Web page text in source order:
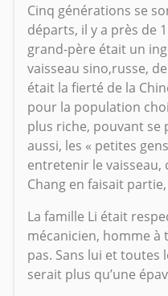
Cinq générations se
départs, il y a près de
grand-père était un
vaisseau sino,russe,
était la fierté de la
pour la population
plus riche, pouvant se
aussi, les « petites
entretenir le vaisseau,
Chang en faisait
La famille Li était
mécanicien, homme à
pas. Sans lui et toutes
serait plus qu’une